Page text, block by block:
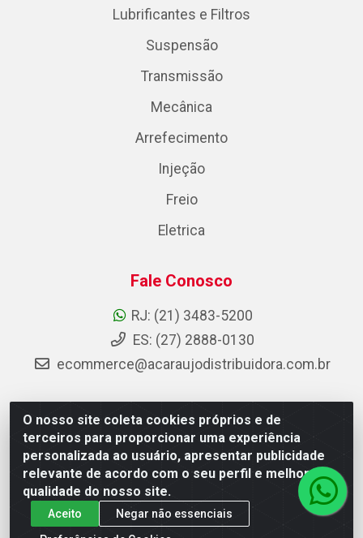
O nosso site coleta cookies próprios e de
terceiros para proporcionar uma experiência
personalizada ao usuário, apresentar publicidade
relevante de acordo com o seu perfil e melhorar a
qualidade do nosso site.
Aceito
Negar não essenciais
Lubrificantes e Filtros
Suspensão
Transmissão
Mecânica
Arrefecimento
Injeção
Freio
Eletrica
Fale Conosco
RJ: (21) 3483-5200
ES: (27) 2888-0130
ecommerce@acaraujodistribuidora.com.br
AC Araujo Distribuidora - Rua Carneiro de Campos, 42 -
São Cristóvão, Rio de Janeiro/RJ - CEP 20.920-410 -
CNPJ 08.744.753/0003-85